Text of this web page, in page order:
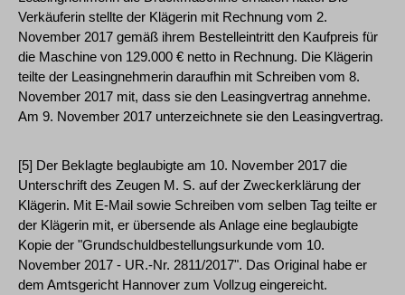
Verkäuferin stellte der Klägerin mit Rechnung vom 2.
November 2017 gemäß ihrem Bestelleintritt den Kaufpreis für
die Maschine von 129.000 € netto in Rechnung. Die Klägerin
teilte der Leasingnehmerin daraufhin mit Schreiben vom 8.
November 2017 mit, dass sie den Leasingvertrag annehme.
Am 9. November 2017 unterzeichnete sie den Leasingvertrag.
[5] Der Beklagte beglaubigte am 10. November 2017 die
Unterschrift des Zeugen M. S. auf der Zweckerklärung der
Klägerin. Mit E-Mail sowie Schreiben vom selben Tag teilte er
der Klägerin mit, er übersende als Anlage eine beglaubigte
Kopie der "Grundschuldbestellungsurkunde vom 10.
November 2017 - UR.-Nr. 2811/2017". Das Original habe er
dem Amtsgericht Hannover zum Vollzug eingereicht.